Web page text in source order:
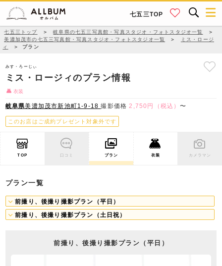
七五三TOP
七五三トップ ＞ 岐阜県の七五三写真館・写真スタジオ・フォトスタジオ一覧
＞
美濃加茂市の七五三写真館・写真スタジオ・フォトスタジオ一覧
＞
ミス・ロージ
ィ
＞ プラン
みす・ろーじぃ
ミス・ロージィのプラン情報
衣装
岐阜県美濃加茂市新池町1-9-18撮影価格2,750円（税込）〜
このお店はご成約プレゼント対象外です
TOP 口コミ プラン 衣装 カメラマン
プラン一覧
前撮り、後撮り撮影プラン（平日）
前撮り、後撮り撮影プラン（土日祝）
前撮り、後撮り撮影プラン（平日）